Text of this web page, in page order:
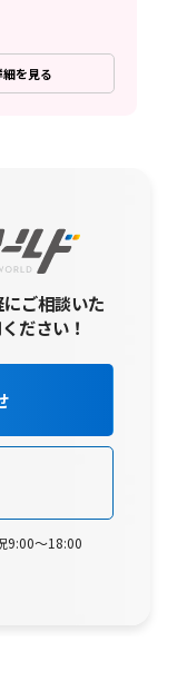
細を見る
ご相談いた
ださい！
～18:00